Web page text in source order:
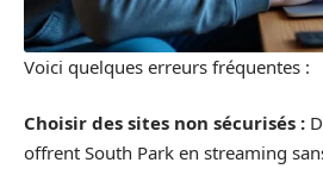
Voici quelques erreurs fréquentes :
Choisir des sites non sécurisés :
offrent South Park en streaming